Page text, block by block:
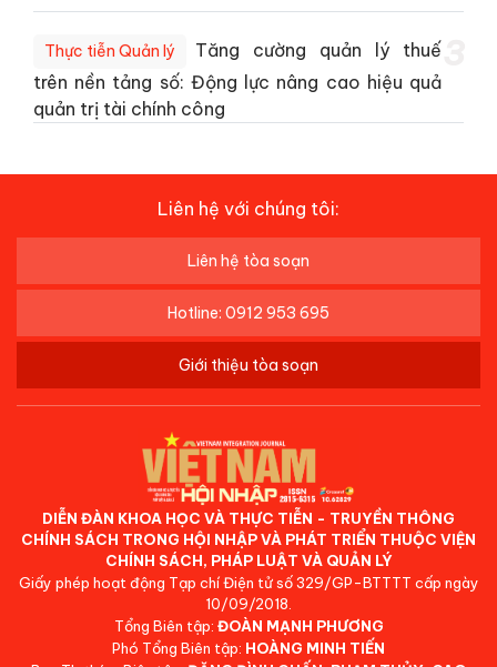
Thực tiễn Quản lý
Tăng cường quản lý thuế
trên nền tảng số: Động lực nâng cao hiệu quả
quản trị tài chính công
Liên hệ với chúng tôi:
Liên hệ tòa soạn
Hotline: 0912 953 695
Giới thiệu tòa soạn
DIỄN ĐÀN KHOA HỌC VÀ THỰC TIỄN - TRUYỀN THÔNG
CHÍNH SÁCH TRONG HỘI NHẬP VÀ PHÁT TRIỂN THUỘC VIỆN
CHÍNH SÁCH, PHÁP LUẬT VÀ QUẢN LÝ
Giấy phép hoạt động Tạp chí Điện tử số 329/GP-BTTTT cấp ngày
10/09/2018.
Tổng Biên tập: ĐOÀN MẠNH PHƯƠNG
Phó Tổng Biên tập: HOÀNG MINH TIẾN